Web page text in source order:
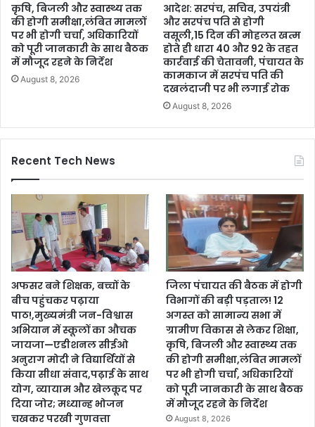
कृषि, बिजली और स्वास्थ्य तक
की होगी समीक्षा,लंबित मामलों
पर भी होगी चर्चा, अधिकारियों
को पूरी जानकारी के साथ बैठक
में मौजूद रहने के निर्देश
August 8, 2026
आदेश: सरपंच, सचिव, उपयंत्री
और सरपंच पति से होगी
वसूली,15 दिन की मोहलत खत्म
होते ही धारा 40 और 92 के तहत
कार्रवाई की चेतावनी, पंचायत के
कामकाज में सरपंच पति की
दखलंदाजी पर भी लगाई रोक
August 8, 2026
Recent Tech News
अफसर बने शिक्षक, बच्चों के
बीच पहुंचकर पढ़ाया
पाठ!,मुख्यमंत्री जन-विश्वास
अभियान में स्कूलों का औचक
जायजा—एडीशनल सीईओ
अनुराग मोदी ने विद्यार्थियों से
किया सीधा संवाद,पढ़ाई के साथ
योग, व्यायाम और खेलकूद पर
दिया जोर; मध्यान्ह भोजन
चखकर परखी गुणवत्ता
जिला पंचायत की बैठक में होगी
विभागों की बड़ी पड़ताल! 12
अगस्त को सामान्य सभा में
ग्रामीण विकास से लेकर शिक्षा,
कृषि, बिजली और स्वास्थ्य तक
की होगी समीक्षा,लंबित मामलों
पर भी होगी चर्चा, अधिकारियों
को पूरी जानकारी के साथ बैठक
में मौजूद रहने के निर्देश
August 8, 2026